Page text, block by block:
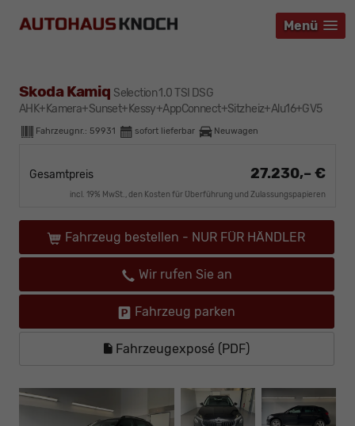
Menü
Menü
Menü
Skoda Kamiq Selection 1.0 TSI DSG
AHK+Kamera+Sunset+Kessy+AppConnect+Sitzheiz+Alu16+GV5
Fahrzeugnr.: 59931 sofort lieferbar Neuwagen
Gesamtpreis 27.230,– €
incl. 19% MwSt., den Kosten für Überführung und Zulassungspapieren
Fahrzeug bestellen - NUR FÜR HÄNDLER
Wir rufen Sie an
Fahrzeug parken
Fahrzeugexposé (PDF)